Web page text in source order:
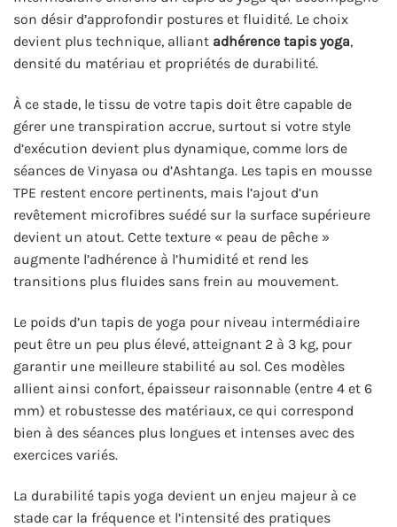
son désir d’approfondir postures et fluidité. Le choix
devient plus technique, alliant adhérence tapis yoga,
densité du matériau et propriétés de durabilité.
À ce stade, le tissu de votre tapis doit être capable de
gérer une transpiration accrue, surtout si votre style
d’exécution devient plus dynamique, comme lors de
séances de Vinyasa ou d’Ashtanga. Les tapis en mousse
TPE restent encore pertinents, mais l’ajout d’un
revêtement microfibres suédé sur la surface supérieure
devient un atout. Cette texture « peau de pêche »
augmente l’adhérence à l’humidité et rend les
transitions plus fluides sans frein au mouvement.
Le poids d’un tapis de yoga pour niveau intermédiaire
peut être un peu plus élevé, atteignant 2 à 3 kg, pour
garantir une meilleure stabilité au sol. Ces modèles
allient ainsi confort, épaisseur raisonnable (entre 4 et 6
mm) et robustesse des matériaux, ce qui correspond
bien à des séances plus longues et intenses avec des
exercices variés.
La durabilité tapis yoga devient un enjeu majeur à ce
stade car la fréquence et l’intensité des pratiques